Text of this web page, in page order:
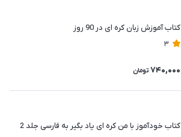
کتاب آموزش زبان کره ای در 90 روز
3
740,000 تومان
کتاب خودآموز با من کره‌ ای یاد بگیر به فارسی جلد 2